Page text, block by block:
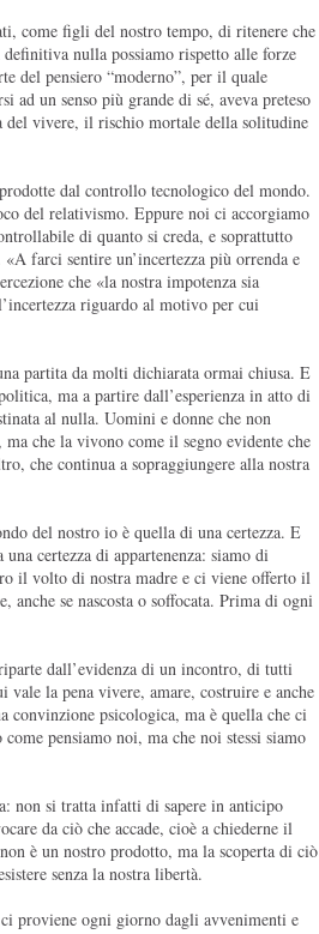
come figli del nostro tempo, di ritenere che
nulla possiamo rispetto alle forze
del pensiero “moderno”, per il quale
un senso più grande di sé, aveva preteso
del vivere, il rischio mortale della solitudine
dal controllo tecnologico del mondo.
del relativismo. Eppure noi ci accorgiamo
di quanto si creda, e soprattutto
farci sentire un’incertezza più orrenda e
che «la nostra impotenza sia
riguardo al motivo per cui
partita da molti dichiarata ormai chiusa. E
ma a partire dall’esperienza in atto di
al nulla. Uomini e donne che non
ma che la vivono come il segno evidente che
che continua a sopraggiungere alla nostra
del nostro io è quella di una certezza. E
certezza di appartenenza: siamo di
il volto di nostra madre e ci viene offerto il
anche se nascosta o soffocata. Prima di ogni
dall’evidenza di un incontro, di tutti
la pena vivere, amare, costruire e anche
convinzione psicologica, ma è quella che ci
pensiamo noi, ma che noi stessi siamo
non si tratta infatti di sapere in anticipo
da ciò che accade, cioè a chiederne il
è un nostro prodotto, ma la scoperta di ciò
senza la nostra libertà.
proviene ogni giorno dagli avvenimenti e